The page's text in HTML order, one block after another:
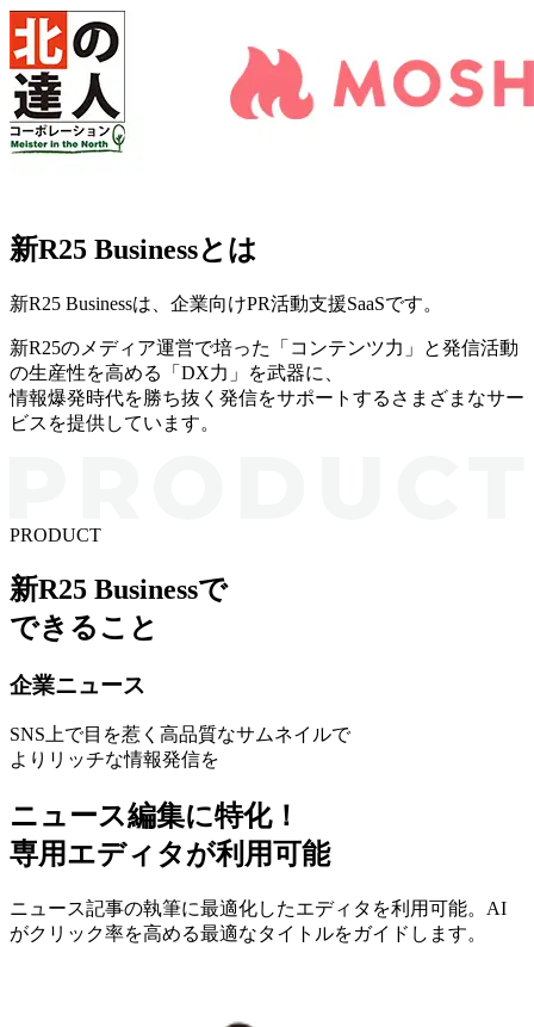
新R25 Businessとは
新R25 Businessは、企業向けPR活動支援SaaSです。
新R25のメディア運営で培った「 コンテンツ力 」と発信活動
の生産性を高める「 DX力 」を武器に、
情報爆発時代を勝ち抜く発信をサポートするさまざまなサー
ビスを提供しています。
PRODUCT
新R25 Businessで
できること
企業ニュース
SNS上で目を惹く高品質なサムネイルで
よりリッチな情報発信を
ニュース編集に特化！
専用エディタが利用可能
ニュース記事の執筆に最適化したエディタを利用可能。AI
がクリック率を高める最適なタイトルをガイドします。